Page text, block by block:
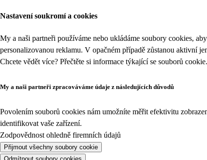
Nastavení soukromí a cookies
My a naši partneři používáme nebo ukládáme soubory cookies,
personalizovanou reklamu. V opačném případě zůstanou aktivní
Chcete vědět více? Přečtěte si informace týkající se souborů cookie.
My a naši partneři zpracováváme údaje z následujících důvodů
Povolením souborů cookies nám umožníte měřit efektivitu
identifikovat vaše zařízení.
Zodpovědnost ohledně firemních údajů
Přijmout všechny soubory cookie